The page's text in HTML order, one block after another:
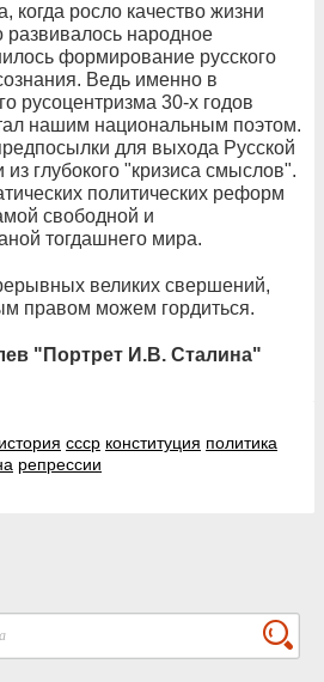
когда росло качество жизни
народное
формирование русского
Ведь именно в
русоцентризма 30-х годов
нашим национальным поэтом.
для выхода Русской
глубокого "кризиса смыслов".
политических реформ
свободной и
тогдашнего мира.
великих свершений,
правом можем гордиться.
"Портрет И.В. Сталина"
история ссср конституция политика
репрессии